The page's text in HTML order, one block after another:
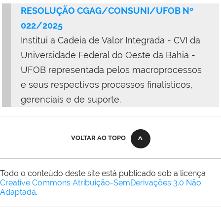
RESOLUÇÃO CGAG/CONSUNI/UFOB Nº
022/2025
Institui a Cadeia de Valor Integrada - CVI da
Universidade Federal do Oeste da Bahia -
UFOB representada pelos macroprocessos
e seus respectivos processos finalísticos,
gerenciais e de suporte.
VOLTAR AO TOPO
Todo o conteúdo deste site está publicado sob a licença
Creative Commons Atribuição-SemDerivações 3.0 Não
Adaptada.